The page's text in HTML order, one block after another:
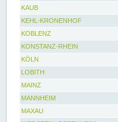
KAUB
KEHL-KRONENHOF
KOBLENZ
KONSTANZ-RHEIN
KÖLN
LOBITH
MAINZ
MANNHEIM
MAXAU